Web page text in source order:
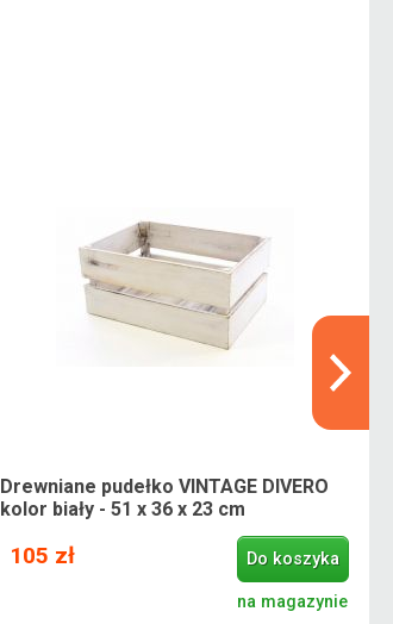
Drewniane pudełko VINTAGE DIVERO
kolor biały - 51 x 36 x 23 cm
105 zł Do koszyka
na magazynie